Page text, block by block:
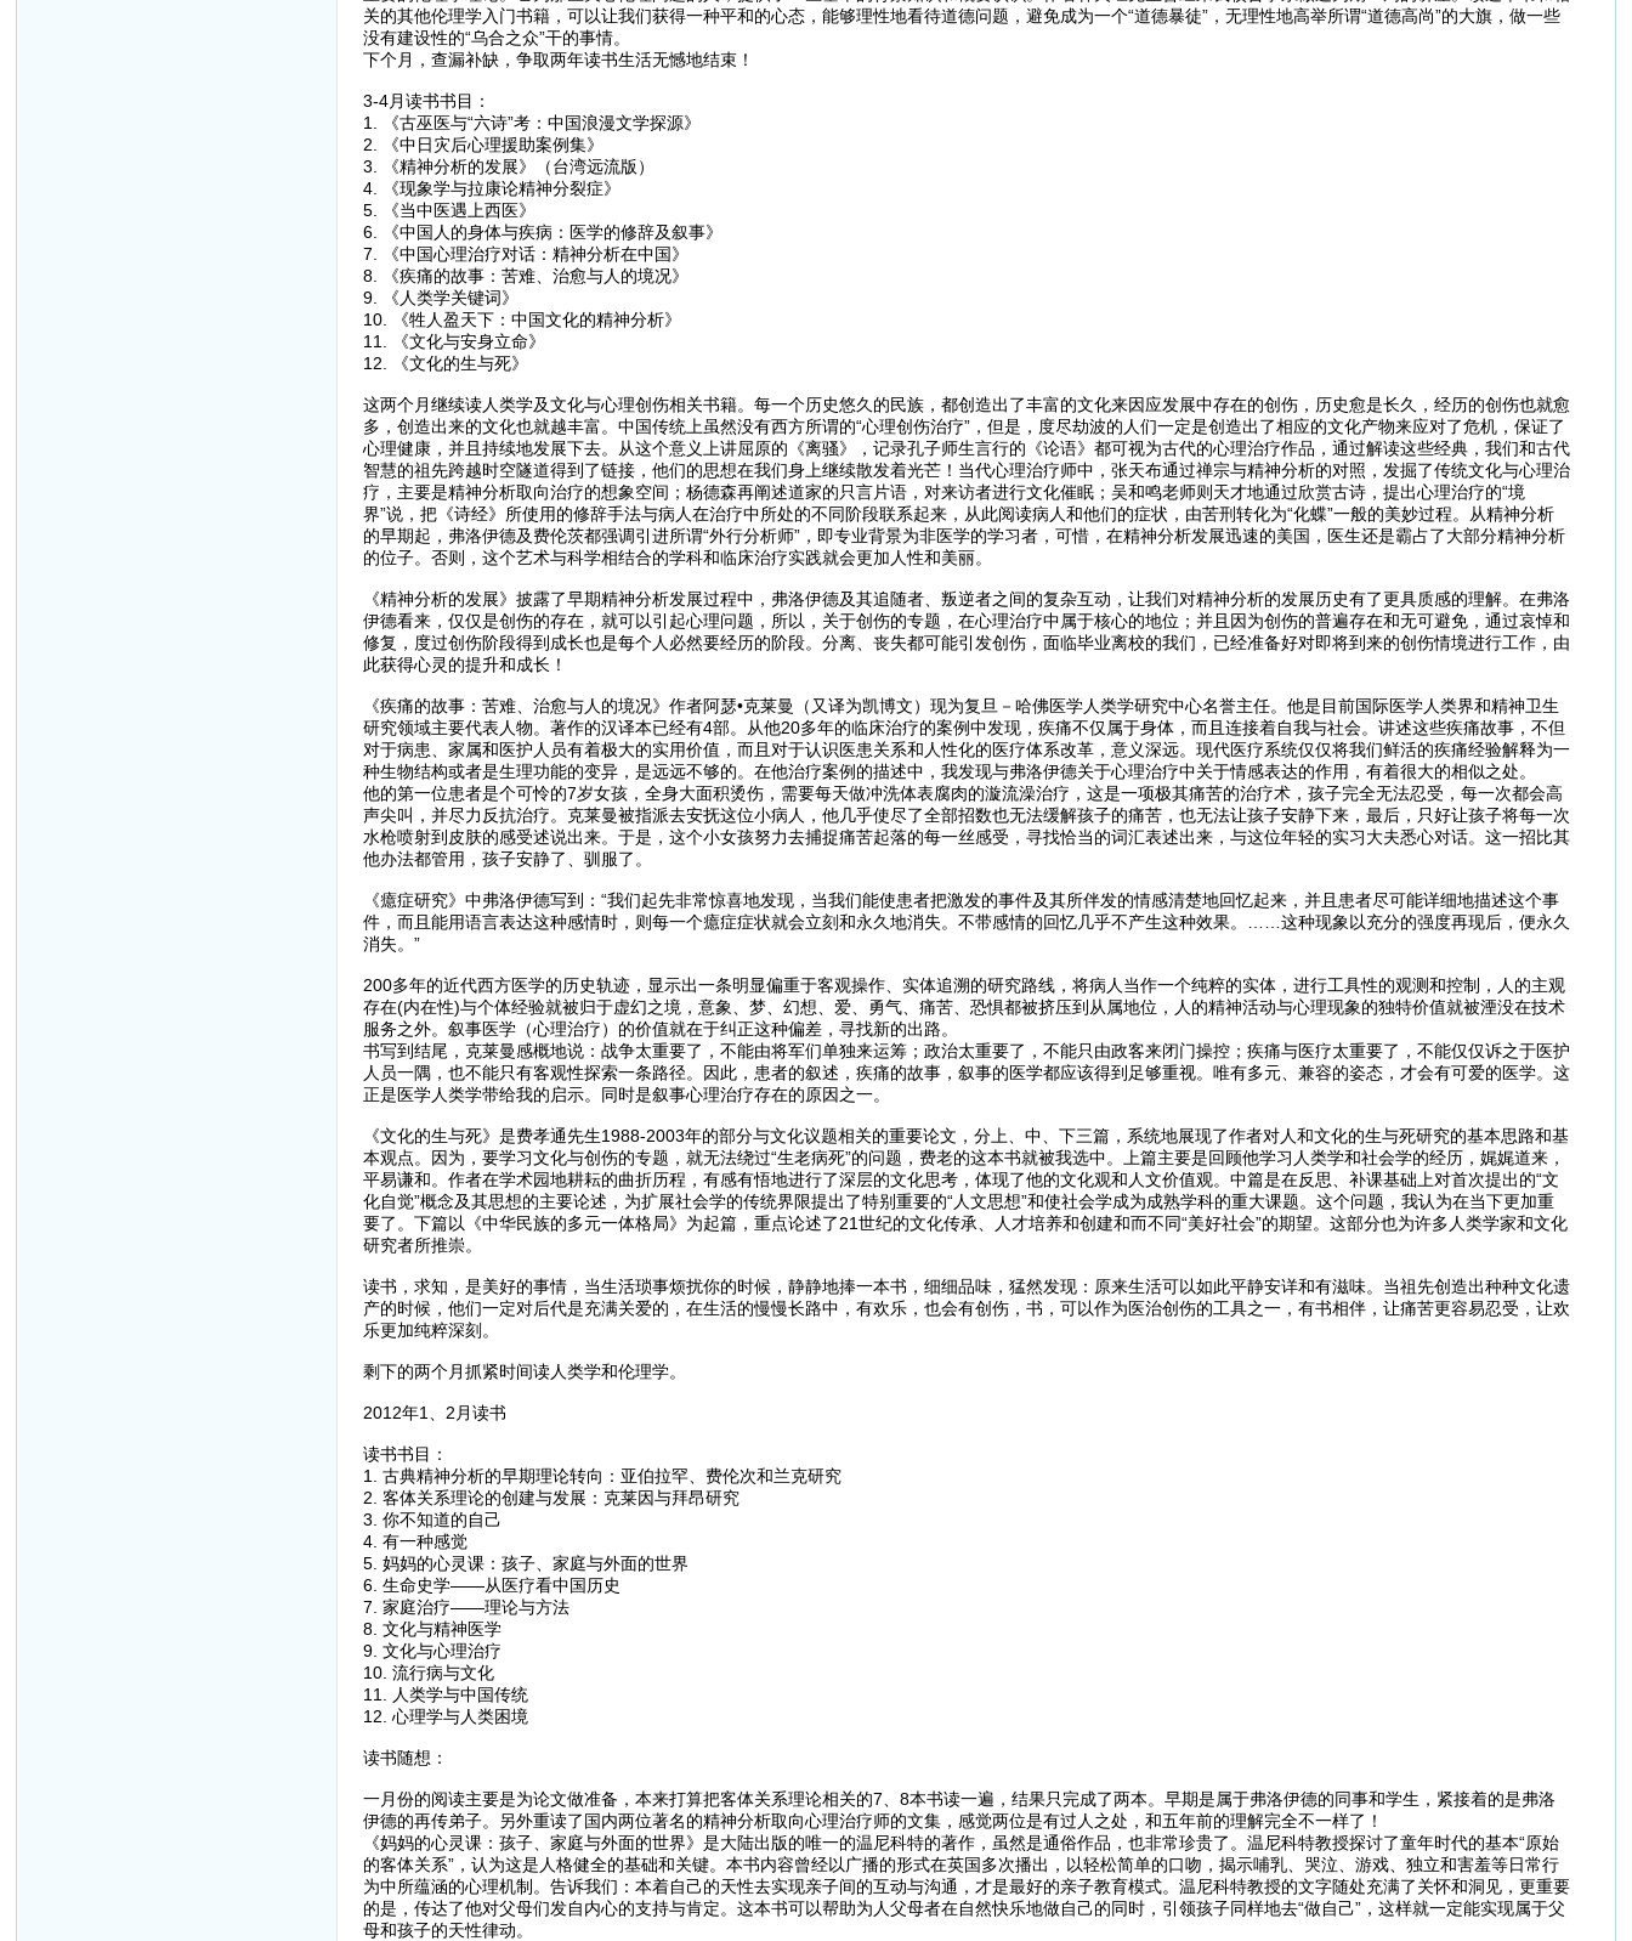
关的其他伦理学入门书籍，可以让我们获得一种平和的心态，能够理性地看待道德问题，避免成为一个“道德暴徒”，无理性地高举所谓“道德高尚”的大旗，做一些
没有建设性的“乌合之众”干的事情。
下个月，查漏补缺，争取两年读书生活无憾地结束！
3-4月读书书目：
1. 《古巫医与“六诗”考：中国浪漫文学探源》
2. 《中日灾后心理援助案例集》
3. 《精神分析的发展》（台湾远流版）
4. 《现象学与拉康论精神分裂症》
5. 《当中医遇上西医》
6. 《中国人的身体与疾病：医学的修辞及叙事》
7. 《中国心理治疗对话：精神分析在中国》
8. 《疾痛的故事：苦难、治愈与人的境况》
9. 《人类学关键词》
10. 《牲人盈天下：中国文化的精神分析》
11. 《文化与安身立命》
12. 《文化的生与死》
这两个月继续读人类学及文化与心理创伤相关书籍。每一个历史悠久的民族，都创造出了丰富的文化来因应发展中存在的创伤，历史愈是长久，经历的创伤也就愈
多，创造出来的文化也就越丰富。中国传统上虽然没有西方所谓的“心理创伤治疗”，但是，度尽劫波的人们一定是创造出了相应的文化产物来应对了危机，保证了
心理健康，并且持续地发展下去。从这个意义上讲屈原的《离骚》，记录孔子师生言行的《论语》都可视为古代的心理治疗作品，通过解读这些经典，我们和古代
智慧的祖先跨越时空隧道得到了链接，他们的思想在我们身上继续散发着光芒！当代心理治疗师中，张天布通过禅宗与精神分析的对照，发掘了传统文化与心理治
疗，主要是精神分析取向治疗的想象空间；杨德森再阐述道家的只言片语，对来访者进行文化催眠；吴和鸣老师则天才地通过欣赏古诗，提出心理治疗的“境
界”说，把《诗经》所使用的修辞手法与病人在治疗中所处的不同阶段联系起来，从此阅读病人和他们的症状，由苦刑转化为“化蝶”一般的美妙过程。从精神分析
的早期起，弗洛伊德及费伦茨都强调引进所谓“外行分析师”，即专业背景为非医学的学习者，可惜，在精神分析发展迅速的美国，医生还是霸占了大部分精神分析
的位子。否则，这个艺术与科学相结合的学科和临床治疗实践就会更加人性和美丽。
《精神分析的发展》披露了早期精神分析发展过程中，弗洛伊德及其追随者、叛逆者之间的复杂互动，让我们对精神分析的发展历史有了更具质感的理解。在弗洛
伊德看来，仅仅是创伤的存在，就可以引起心理问题，所以，关于创伤的专题，在心理治疗中属于核心的地位；并且因为创伤的普遍存在和无可避免，通过哀悼和
修复，度过创伤阶段得到成长也是每个人必然要经历的阶段。分离、丧失都可能引发创伤，面临毕业离校的我们，已经准备好对即将到来的创伤情境进行工作，由
此获得心灵的提升和成长！
《疾痛的故事：苦难、治愈与人的境况》作者阿瑟•克莱曼（又译为凯博文）现为复旦－哈佛医学人类学研究中心名誉主任。他是目前国际医学人类界和精神卫生
研究领域主要代表人物。著作的汉译本已经有4部。从他20多年的临床治疗的案例中发现，疾痛不仅属于身体，而且连接着自我与社会。讲述这些疾痛故事，不但
对于病患、家属和医护人员有着极大的实用价值，而且对于认识医患关系和人性化的医疗体系改革，意义深远。现代医疗系统仅仅将我们鲜活的疾痛经验解释为一
种生物结构或者是生理功能的变异，是远远不够的。在他治疗案例的描述中，我发现与弗洛伊德关于心理治疗中关于情感表达的作用，有着很大的相似之处。
他的第一位患者是个可怜的7岁女孩，全身大面积烫伤，需要每天做冲洗体表腐肉的漩流澡治疗，这是一项极其痛苦的治疗术，孩子完全无法忍受，每一次都会高
声尖叫，并尽力反抗治疗。克莱曼被指派去安抚这位小病人，他几乎使尽了全部招数也无法缓解孩子的痛苦，也无法让孩子安静下来，最后，只好让孩子将每一次
水枪喷射到皮肤的感受述说出来。于是，这个小女孩努力去捕捉痛苦起落的每一丝感受，寻找恰当的词汇表述出来，与这位年轻的实习大夫悉心对话。这一招比其
他办法都管用，孩子安静了、驯服了。
《癔症研究》中弗洛伊德写到：“我们起先非常惊喜地发现，当我们能使患者把激发的事件及其所伴发的情感清楚地回忆起来，并且患者尽可能详细地描述这个事
件，而且能用语言表达这种感情时，则每一个癔症症状就会立刻和永久地消失。不带感情的回忆几乎不产生这种效果。……这种现象以充分的强度再现后，便永久
消失。”
200多年的近代西方医学的历史轨迹，显示出一条明显偏重于客观操作、实体追溯的研究路线，将病人当作一个纯粹的实体，进行工具性的观测和控制，人的主观
存在(内在性)与个体经验就被归于虚幻之境，意象、梦、幻想、爱、勇气、痛苦、恐惧都被挤压到从属地位，人的精神活动与心理现象的独特价值就被湮没在技术
服务之外。叙事医学（心理治疗）的价值就在于纠正这种偏差，寻找新的出路。
书写到结尾，克莱曼感概地说：战争太重要了，不能由将军们单独来运筹；政治太重要了，不能只由政客来闭门操控；疾痛与医疗太重要了，不能仅仅诉之于医护
人员一隅，也不能只有客观性探索一条路径。因此，患者的叙述，疾痛的故事，叙事的医学都应该得到足够重视。唯有多元、兼容的姿态，才会有可爱的医学。这
正是医学人类学带给我的启示。同时是叙事心理治疗存在的原因之一。
《文化的生与死》是费孝通先生1988-2003年的部分与文化议题相关的重要论文，分上、中、下三篇，系统地展现了作者对人和文化的生与死研究的基本思路和基
本观点。因为，要学习文化与创伤的专题，就无法绕过“生老病死”的问题，费老的这本书就被我选中。上篇主要是回顾他学习人类学和社会学的经历，娓娓道来，
平易谦和。作者在学术园地耕耘的曲折历程，有感有悟地进行了深层的文化思考，体现了他的文化观和人文价值观。中篇是在反思、补课基础上对首次提出的“文
化自觉”概念及其思想的主要论述，为扩展社会学的传统界限提出了特别重要的“人文思想”和使社会学成为成熟学科的重大课题。这个问题，我认为在当下更加重
要了。下篇以《中华民族的多元一体格局》为起篇，重点论述了21世纪的文化传承、人才培养和创建和而不同“美好社会”的期望。这部分也为许多人类学家和文化
研究者所推崇。
读书，求知，是美好的事情，当生活琐事烦扰你的时候，静静地捧一本书，细细品味，猛然发现：原来生活可以如此平静安详和有滋味。当祖先创造出种种文化遗
产的时候，他们一定对后代是充满关爱的，在生活的慢慢长路中，有欢乐，也会有创伤，书，可以作为医治创伤的工具之一，有书相伴，让痛苦更容易忍受，让欢
乐更加纯粹深刻。
剩下的两个月抓紧时间读人类学和伦理学。
2012年1、2月读书
读书书目：
1. 古典精神分析的早期理论转向：亚伯拉罕、费伦次和兰克研究
2. 客体关系理论的创建与发展：克莱因与拜昂研究
3. 你不知道的自己
4. 有一种感觉
5. 妈妈的心灵课：孩子、家庭与外面的世界
6. 生命史学——从医疗看中国历史
7. 家庭治疗——理论与方法
8. 文化与精神医学
9. 文化与心理治疗
10. 流行病与文化
11. 人类学与中国传统
12. 心理学与人类困境
读书随想：
一月份的阅读主要是为论文做准备，本来打算把客体关系理论相关的7、8本书读一遍，结果只完成了两本。早期是属于弗洛伊德的同事和学生，紧接着的是弗洛
伊德的再传弟子。另外重读了国内两位著名的精神分析取向心理治疗师的文集，感觉两位是有过人之处，和五年前的理解完全不一样了！
《妈妈的心灵课：孩子、家庭与外面的世界》是大陆出版的唯一的温尼科特的著作，虽然是通俗作品，也非常珍贵了。温尼科特教授探讨了童年时代的基本“原始
的客体关系”，认为这是人格健全的基础和关键。本书内容曾经以广播的形式在英国多次播出，以轻松简单的口吻，揭示哺乳、哭泣、游戏、独立和害羞等日常行
为中所蕴涵的心理机制。告诉我们：本着自己的天性去实现亲子间的互动与沟通，才是最好的亲子教育模式。温尼科特教授的文字随处充满了关怀和洞见，更重要
的是，传达了他对父母们发自内心的支持与肯定。这本书可以帮助为人父母者在自然快乐地做自己的同时，引领孩子同样地去“做自己”，这样就一定能实现属于父
母和孩子的天性律动。